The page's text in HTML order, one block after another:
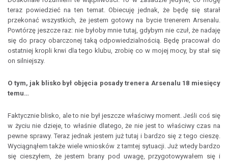
teraz powiedzieć na ten temat. Obiecuję jednak, że będę się starał
przekonać wszystkich, że jestem gotowy na bycie trenerem Arsenalu.
Powtórzę jeszcze raz: nie byłoby mnie tutaj, gdybym nie czuł, że nadaję
się do pracy obarczonej taką odpowiedzialnością. Będę pracował do
ostatniej kropli krwi dla tego klubu, zrobię co w mojej mocy, by stał się
on silniejszy.
O tym, jak blisko był objęcia posady trenera Arsenalu 18 miesięcy
temu…
Faktycznie blisko, ale to nie był jeszcze właściwy moment. Jeśli coś się
w życiu nie dzieje, to właśnie dlatego, że nie jest to właściwy czas na
pewne sprawy. Teraz jednak jestem już tutaj i bardzo się z tego cieszę.
Wyciągnąłem także wiele wniosków z tamtej sytuacji. Już wtedy bardzo
się cieszyłem, że jestem brany pod uwagę, przygotowywałem się i